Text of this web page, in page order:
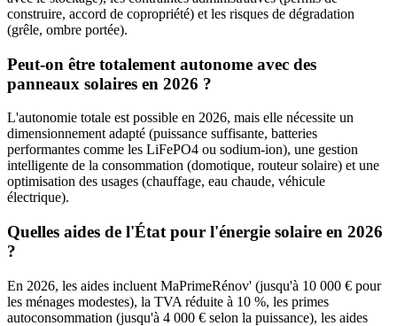
construire, accord de copropriété) et les risques de dégradation
(grêle, ombre portée).
Peut-on être totalement autonome avec des
panneaux solaires en 2026 ?
L'autonomie totale est possible en 2026, mais elle nécessite un
dimensionnement adapté (puissance suffisante, batteries
performantes comme les LiFePO4 ou sodium-ion), une gestion
intelligente de la consommation (domotique, routeur solaire) et une
optimisation des usages (chauffage, eau chaude, véhicule
électrique).
Quelles aides de l'État pour l'énergie solaire en 2026
?
En 2026, les aides incluent MaPrimeRénov' (jusqu'à 10 000 € pour
les ménages modestes), la TVA réduite à 10 %, les primes
autoconsommation (jusqu'à 4 000 € selon la puissance), les aides